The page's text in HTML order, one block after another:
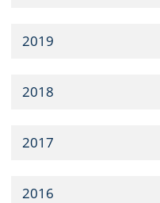
2019
2018
2017
2016